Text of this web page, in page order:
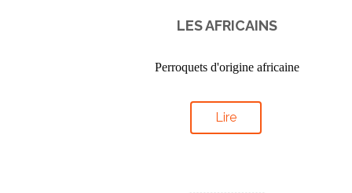
LES AFRICAINS
Perroquets d'origine africaine
Lire